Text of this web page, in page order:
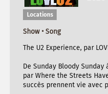
Locations
Show • Song
The U2 Experience, par
De Sunday Bloody
par Where the Streets
succès prennent vie avec